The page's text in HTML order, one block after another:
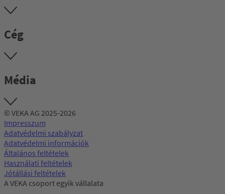
Cég
Média
© VEKA AG 2025-2026
Impresszum
Adatvédelmi szabályzat
Adatvédelmi információk
Általános feltételek
Használati feltételek
Jótállási feltételek
A VEKA csoport egyik vállalata